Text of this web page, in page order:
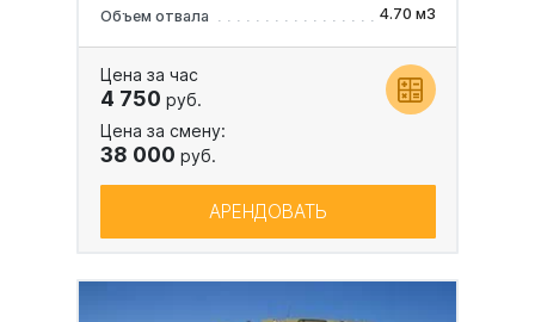
Объем отвала
4.70 м3
Цена за час
4 750 руб.
Цена за смену:
38 000 руб.
АРЕНДОВАТЬ